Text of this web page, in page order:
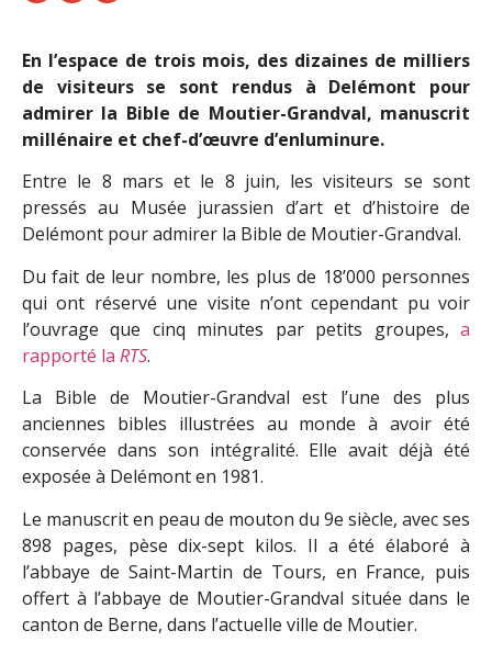
En l’espace de trois mois, des dizaines de milliers
de visiteurs se sont rendus à Delémont pour
admirer la Bible de Moutier-Grandval, manuscrit
millénaire et chef-d’œuvre d’enluminure.
Entre le 8 mars et le 8 juin, les visiteurs se sont
pressés au Musée jurassien d’art et d’histoire de
Delémont pour admirer la Bible de Moutier-Grandval.
Du fait de leur nombre, les plus de 18’000 personnes
qui ont réservé une visite n’ont cependant pu voir
l’ouvrage que cinq minutes par petits groupes, a
rapporté la RTS.
La Bible de Moutier-Grandval est l’une des plus
anciennes bibles illustrées au monde à avoir été
conservée dans son intégralité. Elle avait déjà été
exposée à Delémont en 1981.
Le manuscrit en peau de mouton du 9e siècle, avec ses
898 pages, pèse dix-sept kilos. Il a été élaboré à
l’abbaye de Saint-Martin de Tours, en France, puis
offert à l’abbaye de Moutier-Grandval située dans le
canton de Berne, dans l’actuelle ville de Moutier.